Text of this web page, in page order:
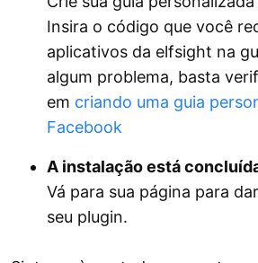
Insira o código que você
aplicativos da elfsight na
algum problema, basta
em criando uma guia
Facebook
A instalação está
Vá para sua página para
seu plugin.